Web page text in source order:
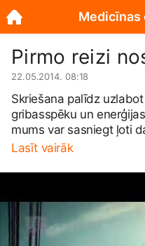
Pirmo reizi
22.05.2014. 08:18
Skriešana palīdz
gribasspēku un
mums var sasniegt ļoti
Līdzīgi kā šī meitene
Lasīt vairāk
Medicīnas